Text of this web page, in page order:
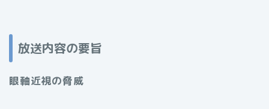
放送内容の要旨
眼軸近視の脅威